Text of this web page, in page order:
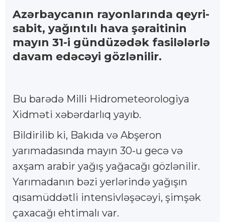
Azərbaycanın rayonlarında qeyri-
sabit, yağıntılı hava şəraitinin
mayın 31-i gündüzədək fasilələrlə
davam edəcəyi gözlənilir.
Bu barədə Milli Hidrometeorologiya
Xidməti xəbərdarlıq yayıb.
Bildirilib ki, Bakıda və Abşeron
yarımadasında mayın 30-u gecə və
axşam arabir yağış yağacağı gözlənilir.
Yarımadanın bəzi yerlərində yağışın
qısamüddətli intensivləşəcəyi, şimşək
çaxacağı ehtimalı var.